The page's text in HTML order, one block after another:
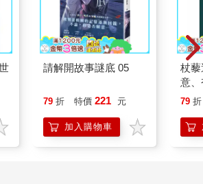
劾」，因此我將本書書名定為「超越戒嚴
是與渴望健全民主主義的市民一起以憲法
書名為「國民寫下的憲法故事」（編註：
以各種演講、對話的文字與語言資料重新
排像是講座的形式，但閱讀時應按照發話
月、三月、四月的時間點區分。成書過程
了出版社「亞馬遜蝴蝶」的代表吳承俊
刑事．法務政策研究院的金大根（音譯）
上的建議，並透過「更近一步探知」的單
地同意我使用他的照片，並完整提供他手
請解開故事謎底 05
79 折 特價 221 元
加入購物車
杖
意
恭
79 折